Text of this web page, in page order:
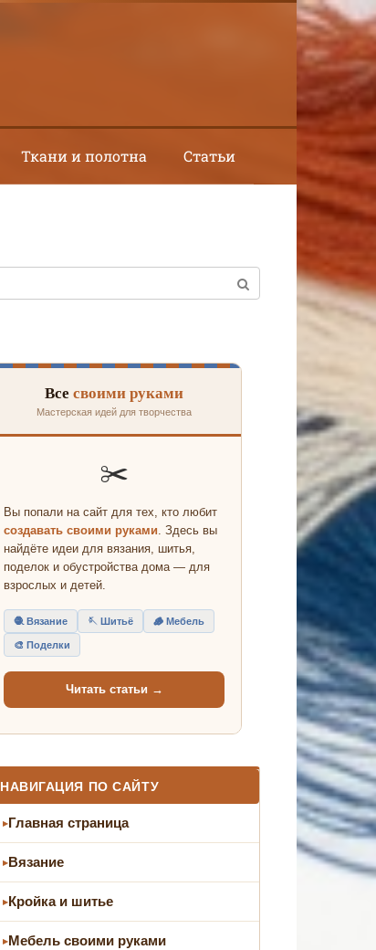
Ткани и полотна Статьи
Все своими руками
Мастерская идей для творчества
✂️
Вы попали на сайт для тех, кто любит
создавать своими руками. Здесь вы
найдёте идеи для вязания, шитья,
поделок и обустройства дома — для
взрослых и детей.
🧶 Вязание 🪡 Шитьё 🪵 Мебель
🎨 Поделки
Читать статьи →
НАВИГАЦИЯ ПО САЙТУ
Главная страница
Вязание
Кройка и шитье
Мебель своими руками